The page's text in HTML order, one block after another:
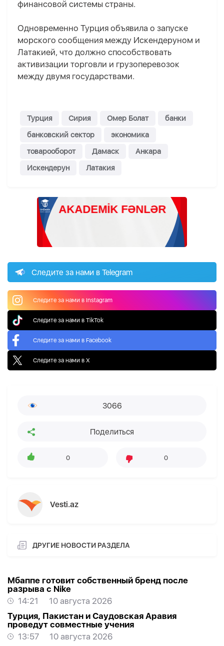
финансовой системы страны.
Одновременно Турция объявила о запуске
морского сообщения между Искендеруном и
Латакией, что должно способствовать
активизации торговли и грузоперевозок
между двумя государствами.
Турция Сирия Омер Болат
банки
банковский сектор
экономика
товарооборот
Дамаск
Анкара
Искендерун
Латакия
Следите за нами в Telegram
Следите за нами в Instagram
Следите за нами в TikTok
Следите за нами в Facebook
Следите за нами в X
3066
Поделиться
0 0
Vesti.az
ДРУГИЕ НОВОСТИ РАЗДЕЛА
Мбаппе готовит собственный бренд после
разрыва с Nike
14:21
10 августа 2026
Турция, Пакистан и Саудовская Аравия
проведут совместные учения
13:57
10 августа 2026